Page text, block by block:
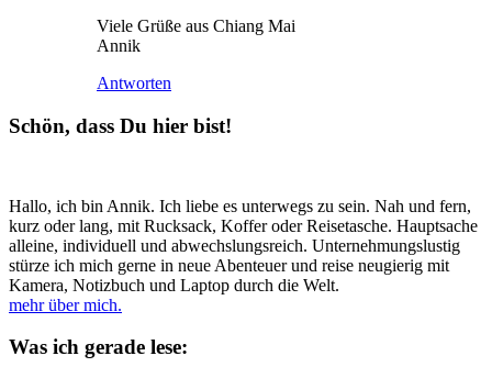
Viele Grüße aus Chiang Mai
Annik
Antworten
Schön, dass Du hier bist!
Hallo, ich bin Annik. Ich liebe es unterwegs zu sein. Nah und fern,
kurz oder lang, mit Rucksack, Koffer oder Reisetasche. Hauptsache
alleine, individuell und abwechslungsreich. Unternehmungslustig
stürze ich mich gerne in neue Abenteuer und reise neugierig mit
Kamera, Notizbuch und Laptop durch die Welt.
mehr über mich.
Was ich gerade lese: